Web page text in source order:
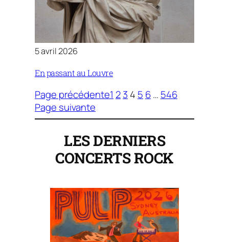
5 avril 2026
En passant au Louvre
Page précédente1 23 4 5 6… 546
Page suivante
LES DERNIERS
CONCERTSROCK